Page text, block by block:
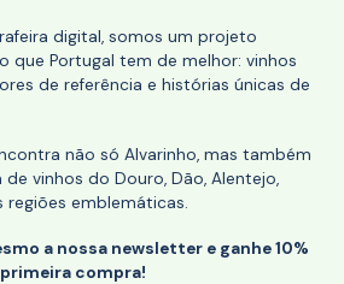
digital, somos um projeto
que Portugal tem de melhor: vinhos
de referência e histórias únicas de
não só Alvarinho, mas também
vinhos do Douro, Dão, Alentejo,
regiões emblemáticas.
a nossa newsletter e ganhe 10%
compra!